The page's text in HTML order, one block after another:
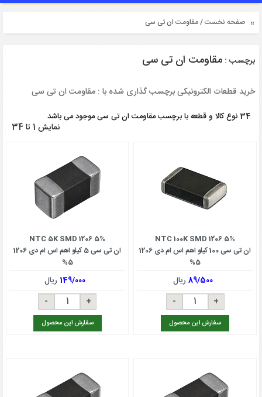
صفحه نخست/ مقاومت ان تی سی
برچسب : مقاومت ان تی سی
خرید قطعات الکترونیکی برچسب گذاری شده با : مقاومت ان تی سی
34 نوع کالا و قطعه با برچسب مقاومت ان تی سی موجود می باشد
نمایش 1 تا 34
NTC 100K SMD 1206 5%
ان تی سی 100 کیلو اهم اس ام دی 1206
5%
89/500 ریال
سفارش این محصول
NTC 5K SMD 1206 5%
ان تی سی 5 کیلو اهم اس ام دی 1206
5%
149/000 ریال
سفارش این محصول